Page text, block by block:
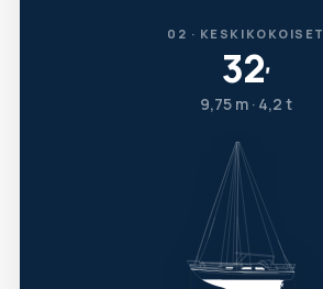
02 · KESKIKOKOISET
32′
9,75 m · 4,2 t